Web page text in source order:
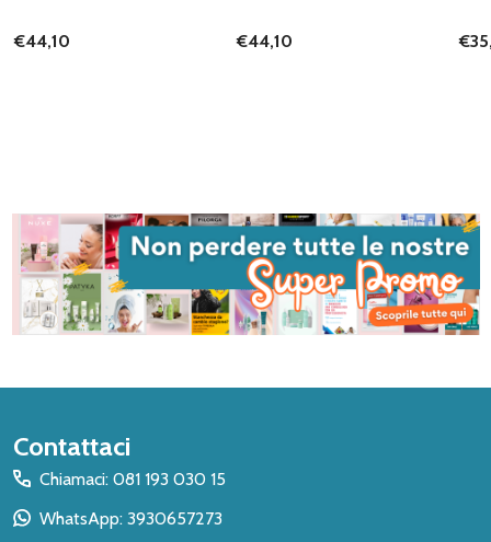
€44,10 €44,10
Inizio
del
piè
Contattaci
Chiamaci: 081 193 030 15
WhatsApp: 3930657273